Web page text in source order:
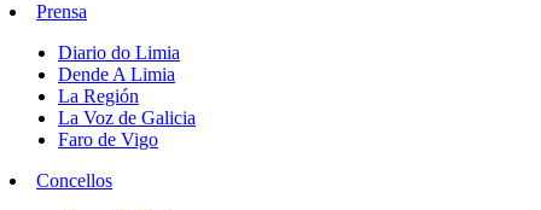
Prensa
Diario do Limia
Dende A Limia
La Región
La Voz de Galicia
Faro de Vigo
Concellos